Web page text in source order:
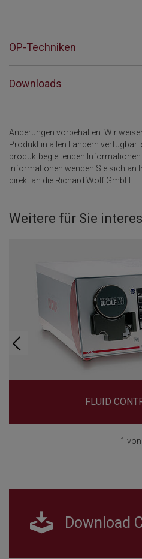
OP-Techniken
Downloads
Änderungen vorbehalten. Wir
Produkt in allen Ländern verfügbar
produktbegleitenden
Informationen wenden Sie sich an
direkt an die Richard Wolf GmbH.
Weitere für Sie
FLUID
1
Download